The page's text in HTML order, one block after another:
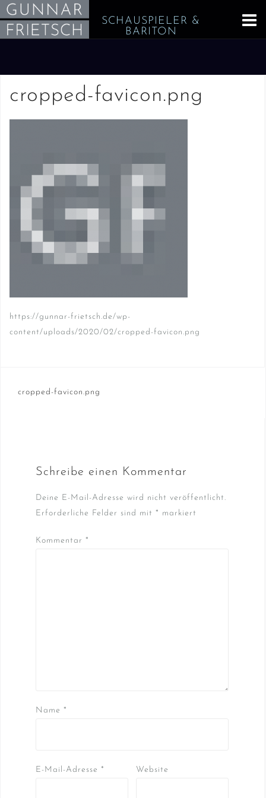
Skip
to
content
SCHAUSPIELER &
BARITON
cropped-favicon.png
https://gunnar-frietsch.de/wp-
content/uploads/2020/02/cropped-favicon.png
Beitragsnavigation
cropped-favicon.png
Schreibe einen Kommentar
Deine E-Mail-Adresse wird nicht veröffentlicht.
Erforderliche Felder sind mit * markiert
Kommentar *
Name *
E-Mail-Adresse * Website